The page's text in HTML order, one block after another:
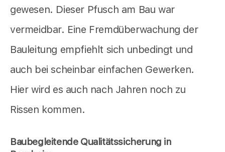
gewesen. Dieser Pfusch am Bau war
vermeidbar. Eine Fremdüberwachung der
Bauleitung empfiehlt sich unbedingt und
auch bei scheinbar einfachen Gewerken.
Hier wird es auch nach Jahren noch zu
Rissen kommen.
Baubegleitende Qualitätssicherung in